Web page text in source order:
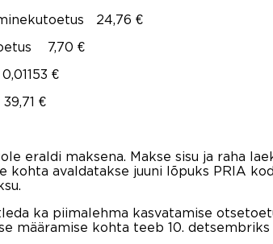
24,76 €
7,70 €
€
€
eraldi maksena. Makse sisu ja raha
kohta avaldatakse juuni lõpuks PRIA
ka piimalehma kasvatamise
määramise kohta teeb 10. detsembriks